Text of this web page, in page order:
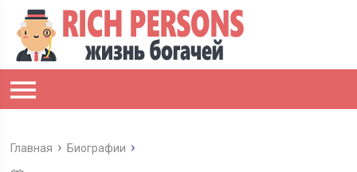
Главная Биографии